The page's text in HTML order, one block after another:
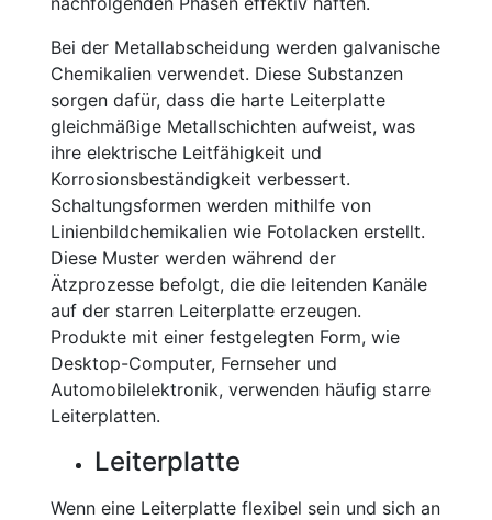
Bei der Metallabscheidung werden galvanische
Chemikalien verwendet. Diese Substanzen
sorgen dafür, dass die harte Leiterplatte
gleichmäßige Metallschichten aufweist, was
ihre elektrische Leitfähigkeit und
Korrosionsbeständigkeit verbessert.
Schaltungsformen werden mithilfe von
Linienbildchemikalien wie Fotolacken erstellt.
Diese Muster werden während der
Ätzprozesse befolgt, die die leitenden Kanäle
auf der starren Leiterplatte erzeugen.
Produkte mit einer festgelegten Form, wie
Desktop-Computer, Fernseher und
Automobilelektronik, verwenden häufig starre
Leiterplatten.
Leiterplatte
Wenn eine Leiterplatte flexibel sein und sich an